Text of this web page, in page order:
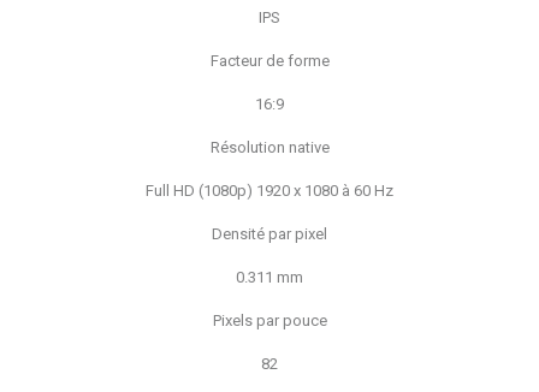
IPS
Facteur de forme
16:9
Résolution native
Full HD (1080p) 1920 x 1080 à 60 Hz
Densité par pixel
0.311 mm
Pixels par pouce
82